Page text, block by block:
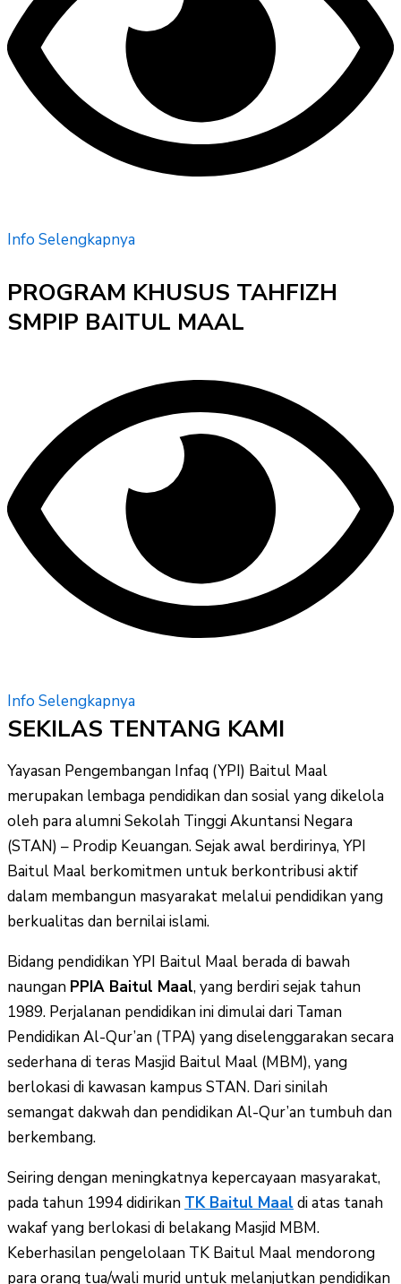
Info Selengkapnya
PROGRAM KHUSUS TAHFIZH
SMPIP BAITUL MAAL
Info Selengkapnya
SEKILAS TENTANG KAMI
Yayasan Pengembangan Infaq (YPI) Baitul Maal
merupakan lembaga pendidikan dan sosial yang dikelola
oleh para alumni Sekolah Tinggi Akuntansi Negara
(STAN) – Prodip Keuangan. Sejak awal berdirinya, YPI
Baitul Maal berkomitmen untuk berkontribusi aktif
dalam membangun masyarakat melalui pendidikan yang
berkualitas dan bernilai islami.
Bidang pendidikan YPI Baitul Maal berada di bawah
naungan PPIA Baitul Maal, yang berdiri sejak tahun
1989. Perjalanan pendidikan ini dimulai dari Taman
Pendidikan Al-Qur’an (TPA) yang diselenggarakan secara
sederhana di teras Masjid Baitul Maal (MBM), yang
berlokasi di kawasan kampus STAN. Dari sinilah
semangat dakwah dan pendidikan Al-Qur’an tumbuh dan
berkembang.
Seiring dengan meningkatnya kepercayaan masyarakat,
pada tahun 1994 didirikan TK Baitul Maal di atas tanah
wakaf yang berlokasi di belakang Masjid MBM.
Keberhasilan pengelolaan TK Baitul Maal mendorong
para orang tua/wali murid untuk melanjutkan pendidikan